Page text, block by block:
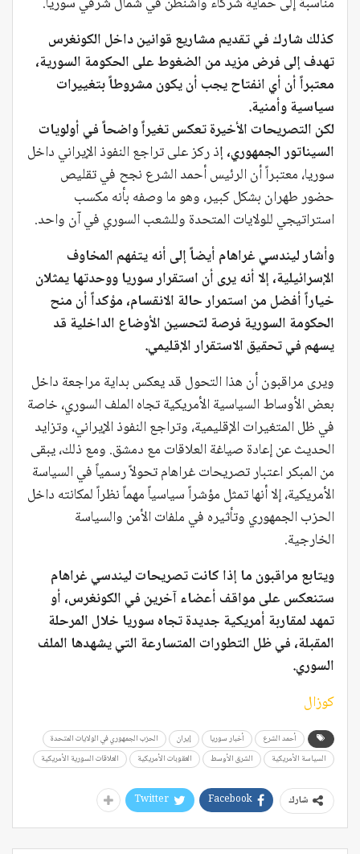
كذلك شارك في تقديم مشاريع قوانين داخل الكونغرس
تهدف إلى فرض مزيد من الضغوط على الحكومة السورية،
معتبراً أن أي انفتاح يجب أن يكون مشروطاً بتغييرات
سياسية وأمنية.
لكن التصريحات الأخيرة تعكس تغيراً واضحاً في أولويات
السيناتور الجمهوري، إذ ركز على تراجع النفوذ الإيراني داخل
سوريا، معتبراً أن الرئيس أحمد الشرع نجح في تقليص
حضور طهران بشكل كبير، وهو ما وصفه بأنه مكسب
استراتيجي للولايات المتحدة وللشعب السوري في آن واحد.
وأشار ليندسي غراهام أيضاً إلى أنه يتفهم المخاوف
الإسرائيلية، إلا أنه يرى أن استقرار سوريا ووحدتها يمثلان
خياراً أفضل من استمرار حالة الانقسام، مؤكداً أن منح
الحكومة السورية فرصة لتحسين الأوضاع الداخلية قد
يسهم في تحقيق الاستقرار الإقليمي.
ويرى مراقبون أن هذا التحول قد يعكس بداية مراجعة داخل
بعض الأوساط السياسية الأمريكية تجاه الملف السوري، خاصة
في ظل المتغيرات الإقليمية، وتراجع النفوذ الإيراني، وتزايد
الحديث عن إعادة صياغة العلاقات مع دمشق. ومع ذلك، يبقى
من المبكر اعتبار تصريحات غراهام تحولاً رسمياً في السياسة
الأمريكية، إلا أنها تمثل مؤشراً سياسياً مهماً نظراً لمكانته داخل
الحزب الجمهوري وتأثيره في ملفات الأمن والسياسة
الخارجية.
ويتابع مراقبون ما إذا كانت تصريحات ليندسي غراهام
ستنعكس على مواقف أعضاء آخرين في الكونغرس، أو
تمهد لمقاربة أمريكية جديدة تجاه سوريا خلال المرحلة
المقبلة، في ظل التطورات المتسارعة التي يشهدها الملف
السوري.
كوزال
أحمد الشرع أخبار سوريا إيران
الحزب الجمهوري في الولايات المتحدة
السياسة الأمريكية
الشرق الأوسط العقوبات الأمريكية العلاقات السورية الأمريكية
شارك Facebook
Twitter